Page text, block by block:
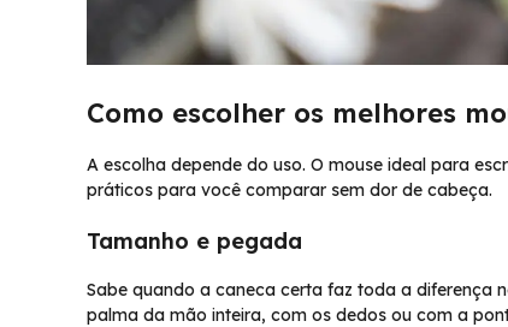
Como escolher os melhores
A escolha depende do uso. O mouse ideal para
práticos para você comparar sem dor de cabeça.
Tamanho e pegada
Sabe quando a caneca certa faz toda a diferença
palma da mão inteira, com os dedos ou com a